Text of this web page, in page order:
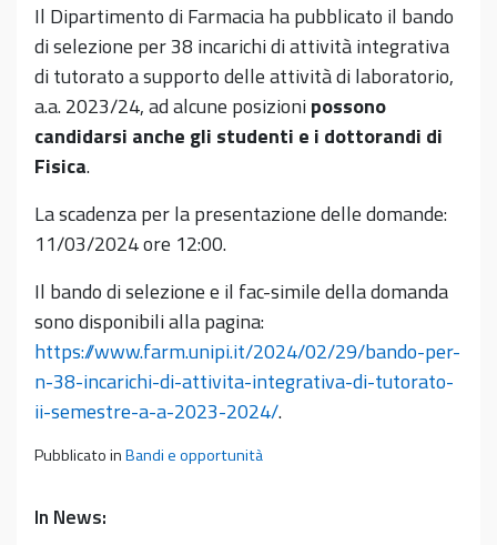
Il Dipartimento di Farmacia ha pubblicato il bando
di selezione per 38 incarichi di attività integrativa
di tutorato a supporto delle attività di laboratorio,
a.a. 2023/24, ad alcune posizionipossono
candidarsi anche gli studenti e i dottorandi di
Fisica.
La scadenza per la presentazione delle domande:
11/03/2024 ore 12:00.
Il bando di selezione e il fac-simile della domanda
sono disponibili alla pagina:
https://www.farm.unipi.it/2024/02/29/bando-per-
n-38-incarichi-di-attivita-integrativa-di-tutorato-
ii-semestre-a-a-2023-2024/.
Pubblicato inBandi e opportunità
In News: